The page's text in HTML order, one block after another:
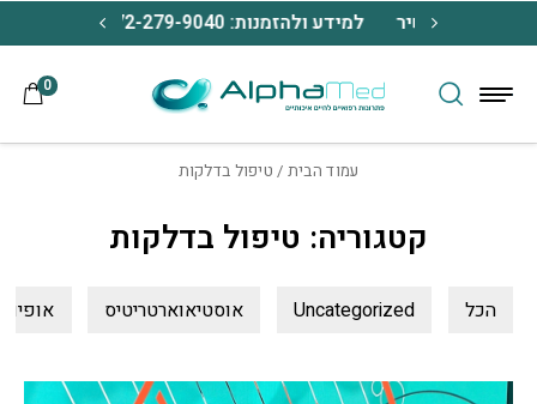
Skip to Content
כל מכשיר למידע ולהזמנות: 072-279-9040
0
עמוד הבית / טיפול בדלקות
קטגוריה: טיפול בדלקות
הכל Uncategorized אוסטיאוארטריטיס
בחזרה למעלה